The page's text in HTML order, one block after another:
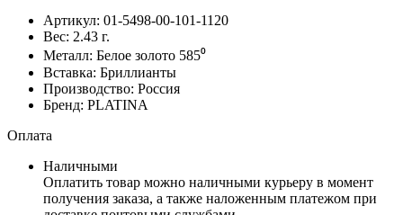
Артикул: 01-5498-00-101-1120
Вес: 2.43 г.
Металл: Белое золото 585⁰
Вставка: Бриллианты
Производство: Россия
Бренд: PLATINA
Оплата
Наличными
Оплатить товар можно наличными курьеру в момент
получения заказа, а также наложенным платежом при